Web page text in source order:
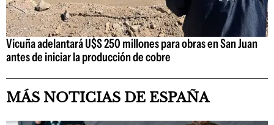
Vicuña adelantará U$S 250 millones para obras en San Juan
antes de iniciar la producción de cobre
MÁS NOTICIAS DE ESPAÑA